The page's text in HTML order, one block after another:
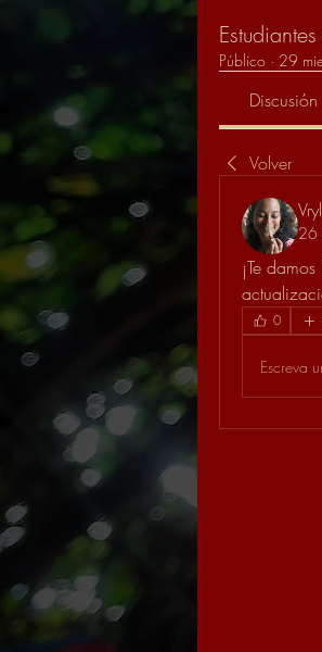
Público · 29
Discusión
Volver
26
¡Te
0
Escreva